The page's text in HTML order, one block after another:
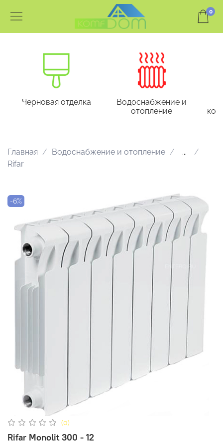
0
Черновая отделка
Водоснабжение и
отопление
Главная Водоснабжение и отопление
...
Rifar
-6%
(0)
Rifar Monolit 300 - 12